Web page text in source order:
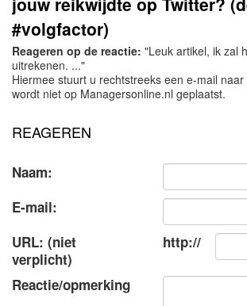
#volgfactor)
Reageren op de reactie: "Leuk artikel, ik zal
uitrekenen. ..."
Hiermee stuurt u rechtstreeks een e-mail
wordt niet op Managersonline.nl geplaatst.
REAGEREN
Naam:
E-mail:
URL: (niet
verplicht)
http://
Reactie/opmerking